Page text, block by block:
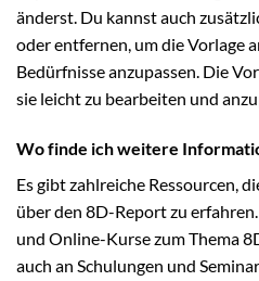
änderst. Du kannst auch
oder entfernen, um die Vorlage
Bedürfnisse anzupassen. Die
sie leicht zu bearbeiten und
Wo finde ich weitere
Es gibt zahlreiche Ressourcen,
über den 8D-Report zu
und Online-Kurse zum Thema
auch an Schulungen und